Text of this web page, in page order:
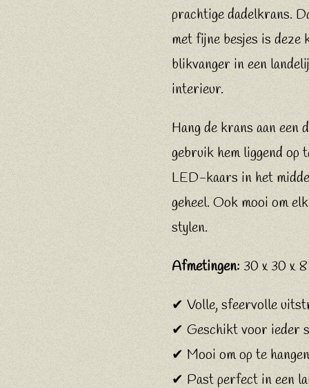
prachtige dadelkrans.
met fijne besjes is deze
blikvanger in een
interieur.
Hang de krans aan een
gebruik hem liggend
LED-kaars in het
geheel. Ook mooi om
stylen.
Afmetingen: 30 x 30 x
✔ Volle, sfeervolle
✔ Geschikt voor ieder
✔ Mooi om op te
✔ Past perfect in een